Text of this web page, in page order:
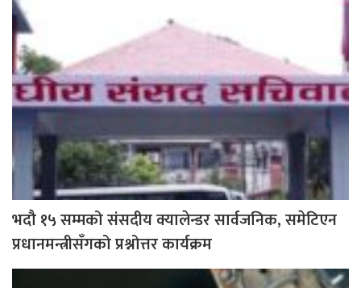
भदौ १५ सम्मको संसदीय क्यालेन्डर सार्वजनिक, समेटिएन
प्रधानमन्त्रीसँगको प्रश्नोत्तर कार्यक्रम